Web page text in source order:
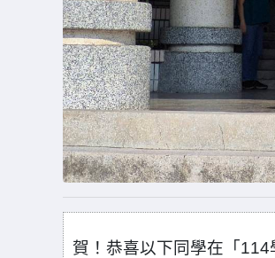
賀！恭喜以下同學在「114